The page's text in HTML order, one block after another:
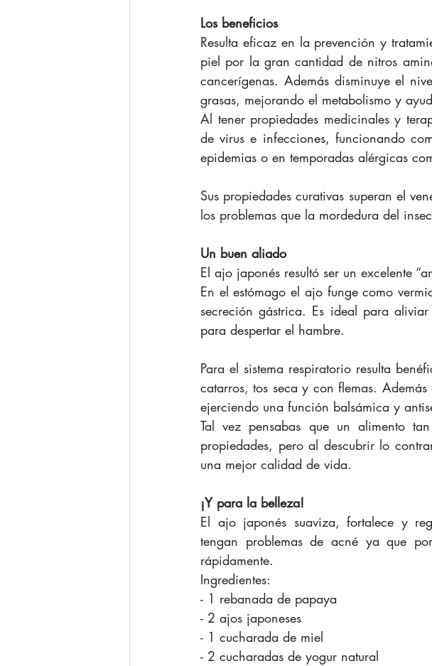
Los beneficios
Resulta eficaz en la prevención y
piel por la gran cantidad de nitros
cancerígenas. Además disminuye el
grasas, mejorando el metabolismo y
Al tener propiedades medicinales y
de virus e infecciones, funcionando
epidemias o en temporadas alérgicas
Sus propiedades curativas superan el
los problemas que la mordedura del
Un buen aliado
El ajo japonés resultó ser un excelente
En el estómago el ajo funge como
secreción gástrica. Es ideal para
para despertar el hambre.
Para el sistema respiratorio resulta
catarros, tos seca y con flemas.
ejerciendo una función balsámica y
Tal vez pensabas que un alimento
propiedades, pero al descubrir lo
una mejor calidad de vida.
¡Y para la belleza!
El ajo japonés suaviza, fortalece y
tengan problemas de acné ya que
rápidamente.
Ingredientes:
- 1 rebanada de papaya
- 2 ajos japoneses
- 1 cucharada de miel
- 2 cucharadas de yogur natural